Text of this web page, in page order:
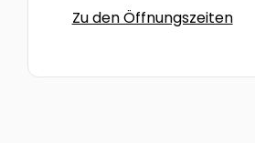
Zu den Öffnungszeiten